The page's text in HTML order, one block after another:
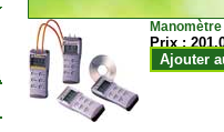
Prix :
Ajouter